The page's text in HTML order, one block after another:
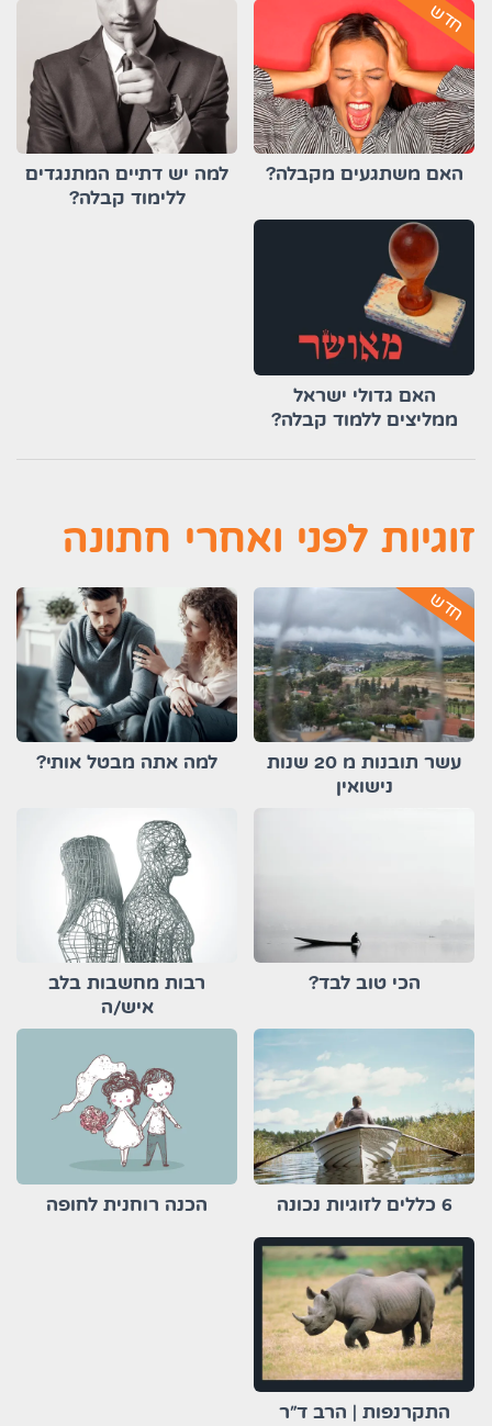
חדש
האם משתגעים מקבלה?
למה יש דתיים המתנגדים
ללימוד קבלה?
האם גדולי ישראל
ממליצים ללמוד קבלה?
זוגיות לפני ואחרי חתונה
חדש
עשר תובנות מ 20 שנות
נישואין
למה אתה מבטל אותי?
הכי טוב לבד?
רבות מחשבות בלב
איש/ה
6 כללים לזוגיות נכונה הכנה רוחנית לחופה
התקרנפות | הרב ד"ר